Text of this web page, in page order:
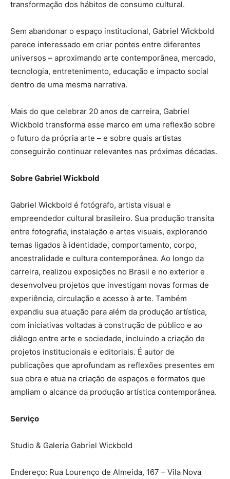
transformação dos hábitos de consumo cultural.
Sem abandonar o espaço institucional, Gabriel Wickbold
parece interessado em criar pontes entre diferentes
universos – aproximando arte contemporânea, mercado,
tecnologia, entretenimento, educação e impacto social
dentro de uma mesma narrativa.
Mais do que celebrar 20 anos de carreira, Gabriel
Wickbold transforma esse marco em uma reflexão sobre
o futuro da própria arte – e sobre quais artistas
conseguirão continuar relevantes nas próximas décadas.
Sobre Gabriel Wickbold
Gabriel Wickbold é fotógrafo, artista visual e
empreendedor cultural brasileiro. Sua produção transita
entre fotografia, instalação e artes visuais, explorando
temas ligados à identidade, comportamento, corpo,
ancestralidade e cultura contemporânea. Ao longo da
carreira, realizou exposições no Brasil e no exterior e
desenvolveu projetos que investigam novas formas de
experiência, circulação e acesso à arte. Também
expandiu sua atuação para além da produção artística,
com iniciativas voltadas à construção de público e ao
diálogo entre arte e sociedade, incluindo a criação de
projetos institucionais e editoriais. É autor de
publicações que aprofundam as reflexões presentes em
sua obra e atua na criação de espaços e formatos que
ampliam o alcance da produção artística contemporânea.
Serviço
Studio & Galeria Gabriel Wickbold
Endereço: Rua Lourenço de Almeida, 167 – Vila Nova